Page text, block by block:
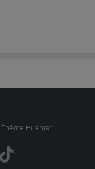
Thème Hueman